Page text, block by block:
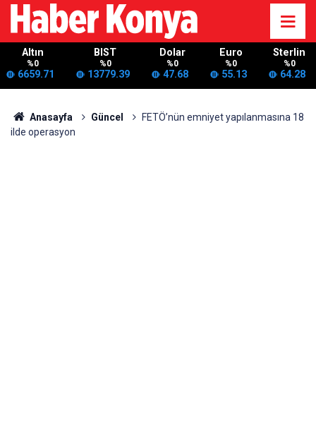
Altın
%0
6659.71
BIST
%0
13779.39
Dolar
%0
47.68
Euro
%0
55.13
Sterlin
%0
64.28
Anasayfa Güncel
FETÖ’nün emniyet yapılanmasına 18
ilde operasyon